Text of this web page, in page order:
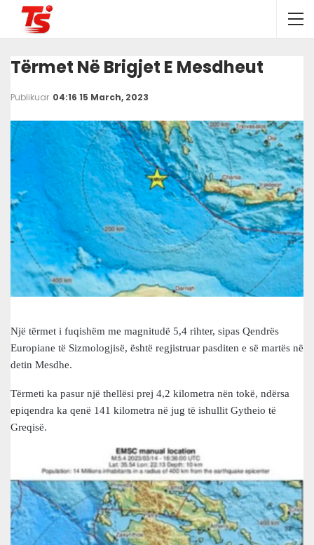
Tërmet Në Brigjet E Mesdheut
Publikuar 04:16 15 March, 2023
Një tërmet i fuqishëm me magnitudë 5,4 rihter, sipas Qendrës
Europiane të Sizmologjisë, është regjistruar pasditen e së martës në
detin Mesdhe.
Tërmeti ka pasur një thellësi prej 4,2 kilometra nën tokë, ndërsa
epiqendra ka qenë 141 kilometra në jug të ishullit Gytheio të
Greqisë.